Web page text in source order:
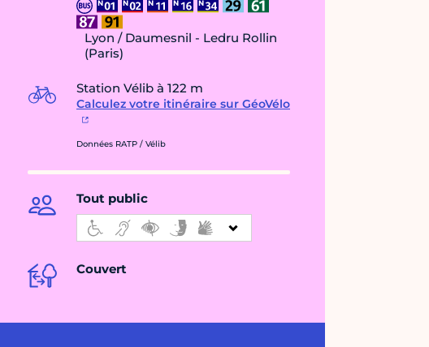
Lyon / Daumesnil - Ledru Rollin
(Paris)
Station Vélib à 122 m
Calculez votre itinéraire sur GéoVélo
Données RATP / Vélib
Tout public
Couvert